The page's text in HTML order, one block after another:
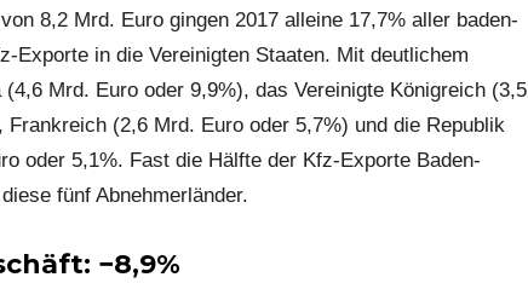
8,2 Mrd. Euro gingen 2017 alleine 17,7% aller baden-
Exporte in die Vereinigten Staaten. Mit deutlichem
Mrd. Euro oder 9,9%), das Vereinigte Königreich (3,5
Frankreich (2,6 Mrd. Euro oder 5,7%) und die Republik
oder 5,1%. Fast die Hälfte der Kfz-Exporte Baden-
fünf Abnehmerländer.
−8,9%